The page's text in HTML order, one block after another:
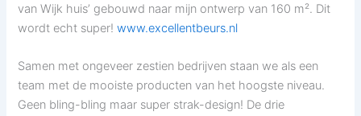
van Wijk huis’ gebouwd naar mijn ontwerp van 160 m². Dit
wordt echt super!www.excellentbeurs.nl
Samen met ongeveer zestien bedrijven staan we als een
team met de mooiste producten van het hoogste niveau.
Geen bling-bling maar super strak-design! De drie